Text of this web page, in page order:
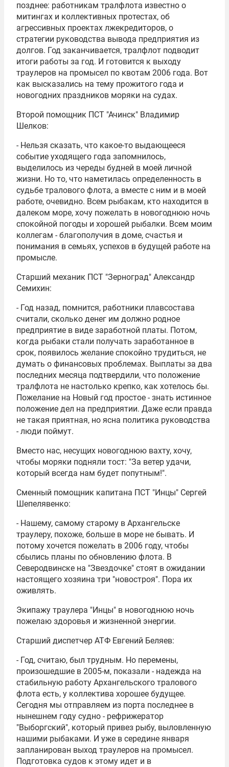
позднее: работникам тралфлота известно о
митингах и коллективных протестах, об
агрессивных проектах лжекредиторов, о
стратегии руководства вывода предприятия из
долгов. Год заканчивается, тралфлот подводит
итоги работы за год. И готовится к выходу
траулеров на промысел по квотам 2006 года. Вот
как высказались на тему прожитого года и
новогодних праздников моряки на судах.
Второй помощник ПСТ "Ачинск" Владимир
Шелков:
- Нельзя сказать, что какое-то выдающееся
событие уходящего года запомнилось,
выделилось из череды будней в моей личной
жизни. Но то, что наметилась определенность в
судьбе тралового флота, а вместе с ним и в моей
работе, очевидно. Всем рыбакам, кто находится в
далеком море, хочу пожелать в новогоднюю ночь
спокойной погоды и хорошей рыбалки. Всем моим
коллегам - благополучия в доме, счастья и
понимания в семьях, успехов в будущей работе на
промысле.
Старший механик ПСТ "Зерноград" Александр
Семихин:
- Год назад, помнится, работники плавсостава
считали, сколько денег им должно родное
предприятие в виде заработной платы. Потом,
когда рыбаки стали получать заработанное в
срок, появилось желание спокойно трудиться, не
думать о финансовых проблемах. Выплаты за два
последних месяца подтвердили, что положение
тралфлота не настолько крепко, как хотелось бы.
Пожелание на Новый год простое - знать истинное
положение дел на предприятии. Даже если правда
не такая приятная, но ясна политика руководства
- люди поймут.
Вместо нас, несущих новогоднюю вахту, хочу,
чтобы моряки подняли тост: "За ветер удачи,
который всегда нам будет попутным!".
Сменный помощник капитана ПСТ "Инцы" Сергей
Шепелявенко:
- Нашему, самому старому в Архангельске
траулеру, похоже, больше в море не бывать. И
потому хочется пожелать в 2006 году, чтобы
сбылись планы по обновлению флота. В
Северодвинске на "Звездочке" стоят в ожидании
настоящего хозяина три "новостроя". Пора их
оживлять.
Экипажу траулера "Инцы" в новогоднюю ночь
пожелаю здоровья и жизненной энергии.
Старший диспетчер АТФ Евгений Беляев:
- Год, считаю, был трудным. Но перемены,
произошедшие в 2005-м, показали - надежда на
стабильную работу Архангельского тралового
флота есть, у коллектива хорошее будущее.
Сегодня мы отправляем из порта последнее в
нынешнем году судно - рефрижератор
"Выборгский", который привез рыбу, выловленную
нашими рыбаками. И уже в середине января
запланирован выход траулеров на промысел.
Подготовка судов к этому идет и в